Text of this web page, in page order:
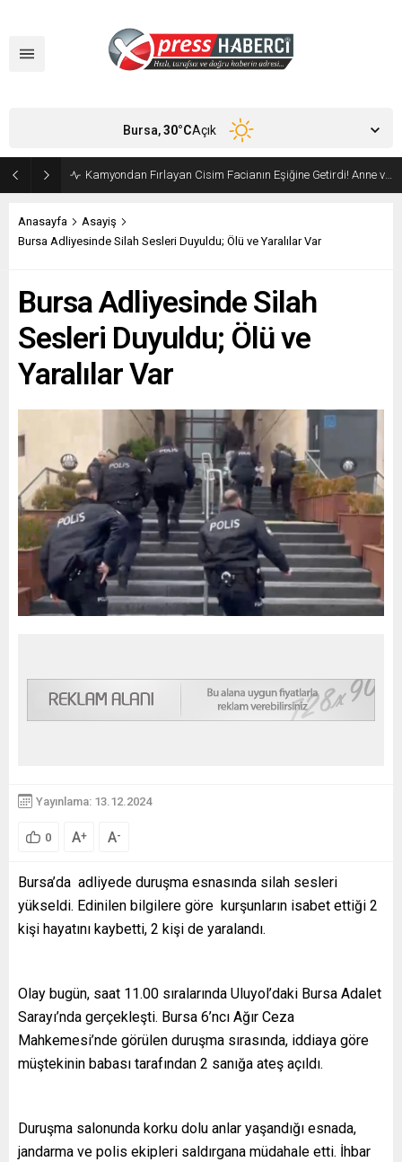
Orhangazi’de Ekmeğin Fiyatı ve Gramajı Değişti
Bursa,30°CAçık
Anasayfa
Asayiş
Bursa Adliyesinde Silah Sesleri Duyuldu; Ölü ve Yaralılar Var
Bursa Adliyesinde Silah
Sesleri Duyuldu; Ölü ve
Yaralılar Var
Yayınlama: 13.12.2024
0 A+ A-
Bursa’da adliyede duruşma esnasında silah sesleri
yükseldi. Edinilen bilgilere göre kurşunların isabet ettiği 2
kişi hayatını kaybetti, 2 kişi de yaralandı.
Olay bugün, saat 11.00 sıralarında Uluyol’daki Bursa Adalet
Sarayı’nda gerçekleşti. Bursa 6’ncı Ağır Ceza
Mahkemesi’nde görülen duruşma sırasında, iddiaya göre
müştekinin babası tarafından 2 sanığa ateş açıldı.
Duruşma salonunda korku dolu anlar yaşandığı esnada,
jandarma ve polis ekipleri saldırgana müdahale etti. İhbar